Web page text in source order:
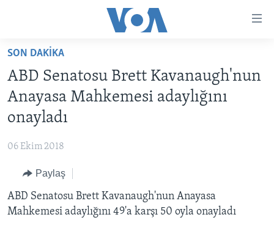
geç
Ana
navigasyona
geç
Aramaya
AMERİKA
ULUSLARARASI
SAĞLIK
BİLİM VE TEKNOLOJİ
AMERİKA'DA YAŞAM
UKRAYNA KRİZİ
YORUMLAR
AMERIKA'YA ÖZEL
İNGİLİZCE DERSLERİ
SON DAKIKA
ABD Senatosu Brett Kavanaugh'nun
Anayasa Mahkemesi adaylığını
onayladı
06 Ekim 2018
Paylaş
ABD Senatosu Brett Kavanaugh'nun Anayasa
Mahkemesi adaylığını 49'a karşı 50 oyla onayladı